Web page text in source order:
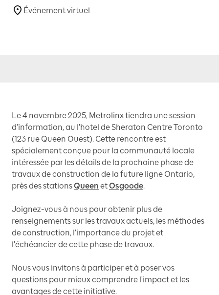
Événement virtuel
Le 4 novembre 2025, Metrolinx tiendra une session
d'information, au l'hotel de Sheraton Centre Toronto
(123 rue Queen Ouest). Cette rencontre est
spécialement conçue pour la communauté locale
intéressée par les détails de la prochaine phase de
travaux de construction de la future ligne Ontario,
près des stationsQueen etOsgoode.
Joignez-vous à nous pour obtenir plus de
renseignements sur les travaux actuels, les méthodes
de construction, l'importance du projet et
l'échéancier de cette phase de travaux.
Nous vous invitons à participer et à poser vos
questions pour mieux comprendre l'impact et les
avantages de cette initiative.